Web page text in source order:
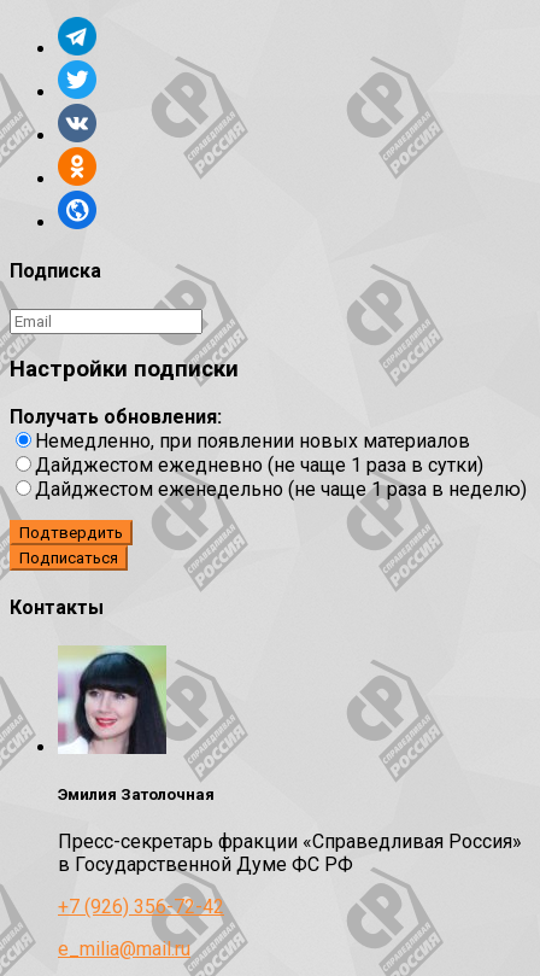
Подписка
Настройки подписки
Получать обновления:
Немедленно, при появлении новых материалов
Дайджестом ежедневно (не чаще 1 раза в сутки)
Дайджестом еженедельно (не чаще 1 раза в неделю)
Подтвердить
Контакты
Эмилия Затолочная
Пресс-секретарь фракции «Справедливая Россия»
в Государственной Думе ФС РФ
+7 (926) 356-72-42
e_milia@mail.ru